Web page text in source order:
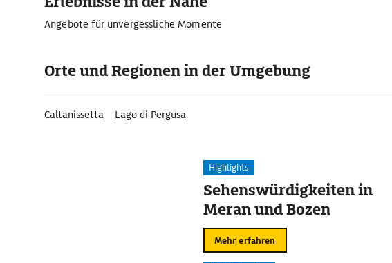
Angebote für unvergessliche Momente
Orte und Regionen in der Umgebung
Caltanissetta Lago di Pergusa
Highlights
Sehenswürdigkeiten in
Meran und Bozen
Mehr erfahren